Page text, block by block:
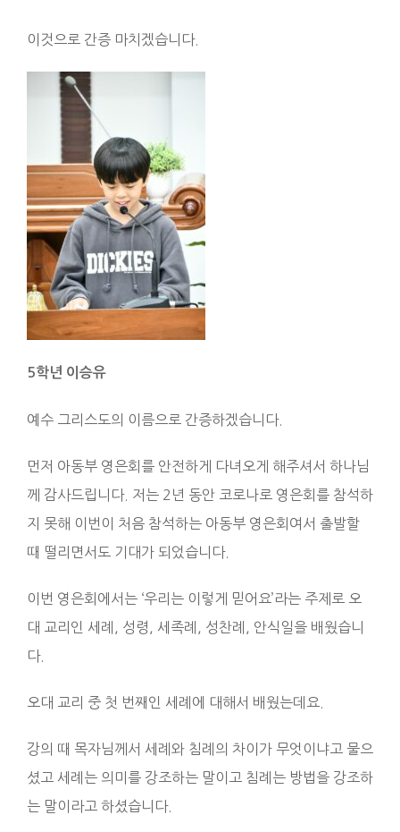
이것으로 간증 마치겠습니다.
5학년 이승유
예수 그리스도의 이름으로 간증하겠습니다.
먼저 아동부 영은회를 안전하게 다녀오게 해주셔서 하나님
께 감사드립니다. 저는 2년 동안 코로나로 영은회를 참석하
지 못해 이번이 처음 참석하는 아동부 영은회여서 출발할
때 떨리면서도 기대가 되었습니다.
이번 영은회에서는 ‘우리는 이렇게 믿어요’라는 주제로 오
대 교리인 세례, 성령, 세족례, 성찬례, 안식일을 배웠습니
다.
오대 교리 중 첫 번째인 세례에 대해서 배웠는데요.
강의 때 목자님께서 세례와 침례의 차이가 무엇이냐고 물으
셨고 세례는 의미를 강조하는 말이고 침례는 방법을 강조하
는 말이라고 하셨습니다.